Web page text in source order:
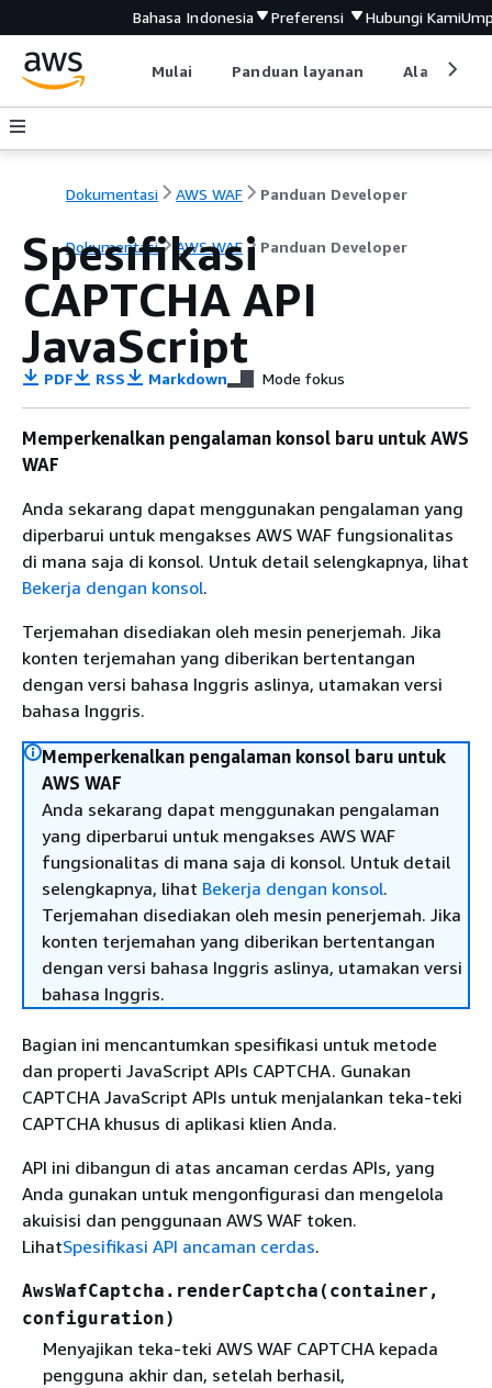
Bahasa Indonesia Preferensi Hubungi Kami
Mulai Panduan layanan Alat
Dokumentasi AWS WAF Panduan Developer
Dokumentasi AWS WAF Panduan Developer
Spesifikasi
CAPTCHA API
JavaScript
PDF RSS Markdown Mode fokus
Memperkenalkan pengalaman konsol baru untuk AWS
WAF
Anda sekarang dapat menggunakan pengalaman yang
diperbarui untuk mengakses AWS WAF fungsionalitas
di mana saja di konsol. Untuk detail selengkapnya, lihat
Bekerja dengan konsol.
Terjemahan disediakan oleh mesin penerjemah. Jika
konten terjemahan yang diberikan bertentangan
dengan versi bahasa Inggris aslinya, utamakan versi
bahasa Inggris.
Memperkenalkan pengalaman konsol baru untuk
AWS WAF
Anda sekarang dapat menggunakan pengalaman
yang diperbarui untuk mengakses AWS WAF
fungsionalitas di mana saja di konsol. Untuk detail
selengkapnya, lihat Bekerja dengan konsol.
Terjemahan disediakan oleh mesin penerjemah. Jika
konten terjemahan yang diberikan bertentangan
dengan versi bahasa Inggris aslinya, utamakan versi
bahasa Inggris.
Bagian ini mencantumkan spesifikasi untuk metode
dan properti JavaScript APIs CAPTCHA. Gunakan
CAPTCHA JavaScript APIs untuk menjalankan teka-teki
CAPTCHA khusus di aplikasi klien Anda.
API ini dibangun di atas ancaman cerdas APIs, yang
Anda gunakan untuk mengonfigurasi dan mengelola
akuisisi dan penggunaan AWS WAF token.
LihatSpesifikasi API ancaman cerdas.
AwsWafCaptcha.renderCaptcha(container,
configuration)
Menyajikan teka-teki AWS WAF CAPTCHA kepada
pengguna akhir dan, setelah berhasil,